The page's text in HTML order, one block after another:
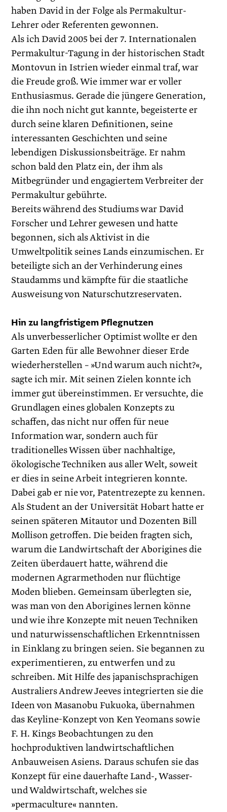
haben David in der Folge als Permakultur-
Lehrer oder Referenten gewonnen.
Als ich David 2005 bei der 7. Internationalen
Permakultur-Tagung in der historischen Stadt
Montovun in Istrien wieder einmal traf, war
die Freude groß. Wie immer war er voller
Enthusiasmus. Gerade die jüngere Generation,
die ihn noch nicht gut kannte, begeisterte er
durch seine klaren Definitionen, seine
interessanten Geschichten und seine
lebendigen Diskussions­beiträge. Er nahm
schon bald den Platz ein, der ihm als
Mitbegründer und engagiertem Verbreiter der
Permakultur gebührte.
Bereits während des Studiums war David
Forscher und Lehrer gewesen und hatte
begonnen, sich als Aktivist in die
Umweltpolitik seines Lands einzumischen. Er
beteiligte sich an der Verhinderung eines
Staudamms und kämpfte für die staatliche
Ausweisung von Naturschutz­reservaten.
Hin zu langfristigem Pflegnutzen
Als unverbesserlicher Optimist wollte er den
Garten Eden für alle Bewohner dieser Erde
wiederherstellen – »Und warum auch nicht?«,
sagte ich mir. Mit seinen Zielen konnte ich
immer gut übereinstimmen. Er versuchte, die
Grundlagen eines globalen Konzepts zu
schaffen, das nicht nur offen für neue
Information war, sondern auch für
traditionelles Wissen über nachhaltige,
ökologische Techniken aus aller Welt, soweit
er dies in seine Arbeit integrieren konnte.
Dabei gab er nie vor, Patentrezepte zu kennen.
Als Student an der Universität Hobart hatte er
seinen späteren Mitautor und Dozenten Bill
Mollison getroffen. Die beiden fragten sich,
warum die Landwirtschaft der Aborigines die
Zeiten überdauert hatte, während die
modernen Agrarmethoden nur flüchtige
Moden blieben. Gemeinsam überlegten sie,
was man von den Aborigines lernen könne
und wie ihre Konzepte mit neuen Techniken
und naturwissenschaftlichen Erkenntnissen
in Einklang zu bringen seien. Sie begannen zu
experimentieren, zu entwerfen und zu
schreiben. Mit Hilfe des japanischsprachigen
Australiers Andrew Jeeves integrierten sie die
Ideen von Masanobu Fukuoka, übernahmen
das Keyline-Konzept von Ken Yeomans sowie
F. H. Kings Beobachtungen zu den
hochproduktiven landwirtschaftlichen
Anbauweisen Asiens. Dar­aus schufen sie das
Konzept für eine dauerhafte Land-, Wasser-
und Waldwirtschaft, welches sie
»permaculture« nannten.